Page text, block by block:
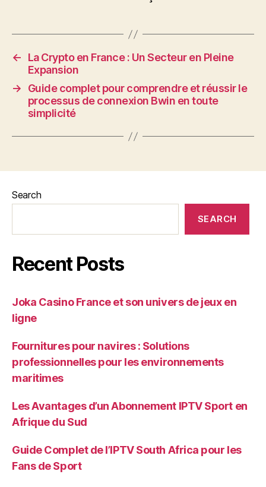
←
La Crypto en France : Un Secteur en Pleine
Expansion
→
Guide complet pour comprendre et réussir le
processus de connexion Bwin en toute
simplicité
Search
SEARCH
Recent Posts
Joka Casino France et son univers de jeux en
ligne
Fournitures pour navires : Solutions
professionnelles pour les environnements
maritimes
Les Avantages d’un Abonnement IPTV Sport en
Afrique du Sud
Guide Complet de l’IPTV South Africa pour les
Fans de Sport